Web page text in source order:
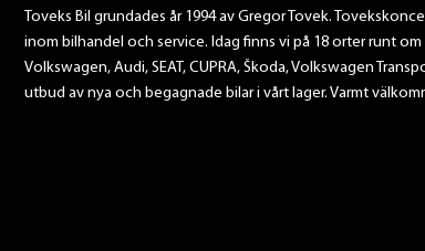
Toveks Bil grundades år 1994 av Gregor Tovek.
inom bilhandel och service. Idag finns vi på 18 orter runt
Volkswagen, Audi, SEAT, CUPRA, Škoda, Volkswagen
utbud av nya och begagnade bilar i vårt lager. Varmt